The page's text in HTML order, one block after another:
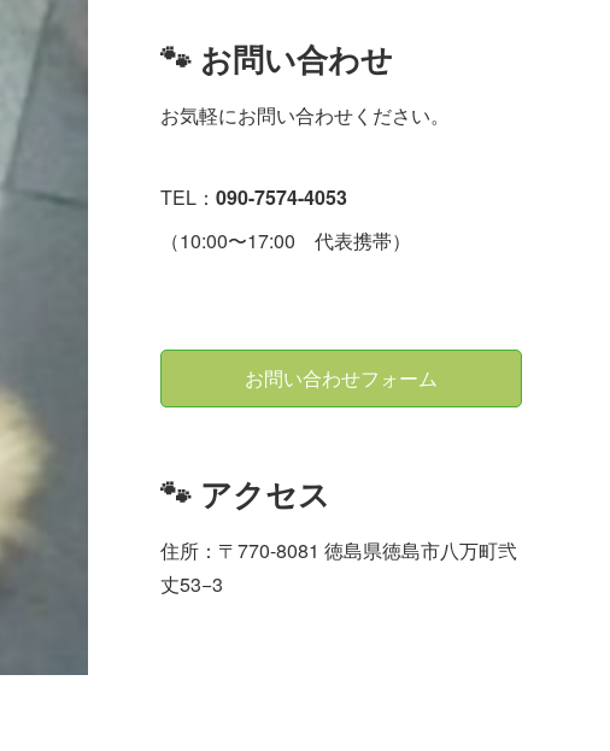
🐾 お問い合わせ
お気軽にお問い合わせください。
TEL： 090-7574-4053
（10:00〜17:00 代表携帯）
お問い合わせフォーム
🐾 アクセス
住所：〒770-8081 徳島県徳島市八万町弐
丈53−3